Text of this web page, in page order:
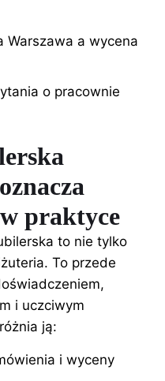
Warszawa a wycena
o pracownie
praktyce
to nie tylko
To przede
i uczciwym
ją:
i wyceny